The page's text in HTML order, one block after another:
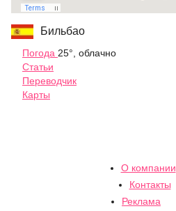
Бильбао
Погода 25°, облачно
Статьи
Переводчик
Карты
О компании
Контакты
Реклама